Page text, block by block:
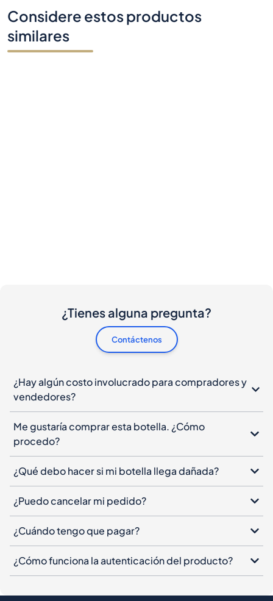
Considere estos productos
similares
¿Tienes alguna pregunta?
Contáctenos
¿Hay algún costo involucrado para compradores y
vendedores?
Me gustaría comprar esta botella. ¿Cómo
procedo?
¿Qué debo hacer si mi botella llega dañada?
¿Puedo cancelar mi pedido?
¿Cuándo tengo que pagar?
¿Cómo funciona la autenticación del producto?